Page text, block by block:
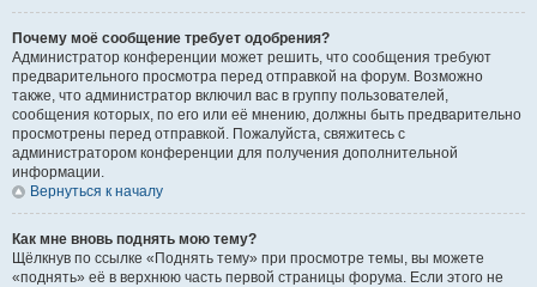
Почему моё сообщение требует одобрения?
Администратор конференции может решить, что сообщения требуют
предварительного просмотра перед отправкой на форум. Возможно
также, что администратор включил вас в группу пользователей,
сообщения которых, по его или её мнению, должны быть предварительно
просмотрены перед отправкой. Пожалуйста, свяжитесь с
администратором конференции для получения дополнительной
информации.
Вернуться к началу
Как мне вновь поднять мою тему?
Щёлкнув по ссылке «Поднять тему» при просмотре темы, вы можете
«поднять» её в верхнюю часть первой страницы форума. Если этого не